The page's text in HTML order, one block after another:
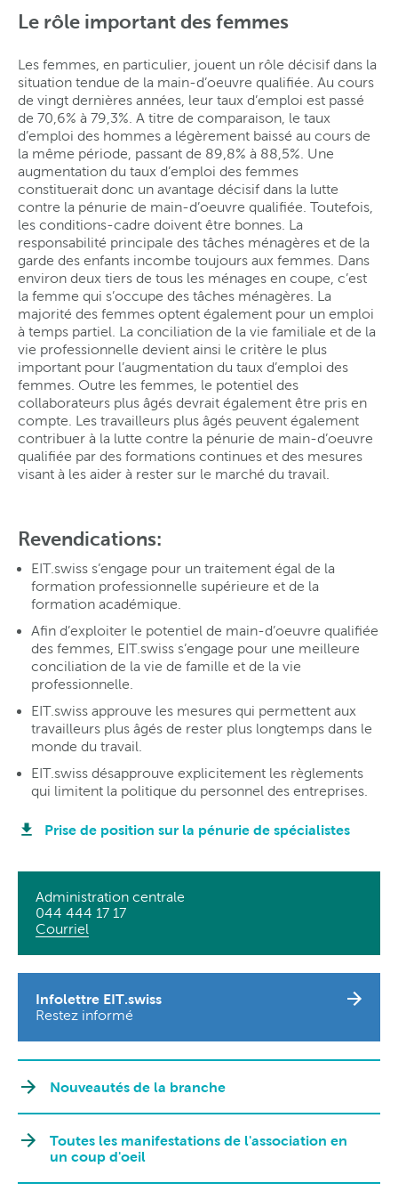
Le rôle important des femmes
Les femmes, en particulier, jouent un rôle décisif dans la
situation tendue de la main-d’oeuvre qualifiée. Au cours
de vingt dernières années, leur taux d’emploi est passé
de 70,6% à 79,3%. A titre de comparaison, le taux
d’emploi des hommes a légèrement baissé au cours de
la même période, passant de 89,8% à 88,5%. Une
augmentation du taux d’emploi des femmes
constituerait donc un avantage décisif dans la lutte
contre la pénurie de main-d’oeuvre qualifiée. Toutefois,
les conditions-cadre doivent être bonnes. La
responsabilité principale des tâches ménagères et de la
garde des enfants incombe toujours aux femmes. Dans
environ deux tiers de tous les ménages en coupe, c’est
la femme qui s’occupe des tâches ménagères. La
majorité des femmes optent également pour un emploi
à temps partiel. La conciliation de la vie familiale et de la
vie professionnelle devient ainsi le critère le plus
important pour l’augmentation du taux d’emploi des
femmes. Outre les femmes, le potentiel des
collaborateurs plus âgés devrait également être pris en
compte. Les travailleurs plus âgés peuvent également
contribuer à la lutte contre la pénurie de main-d’oeuvre
qualifiée par des formations continues et des mesures
visant à les aider à rester sur le marché du travail.
Revendications:
EIT.swiss s’engage pour un traitement égal de la
formation professionnelle supérieure et de la
formation académique.
Afin d’exploiter le potentiel de main-d’oeuvre qualifiée
des femmes, EIT.swiss s’engage pour une meilleure
conciliation de la vie de famille et de la vie
professionnelle.
EIT.swiss approuve les mesures qui permettent aux
travailleurs plus âgés de rester plus longtemps dans le
monde du travail.
EIT.swiss désapprouve explicitement les règlements
qui limitent la politique du personnel des entreprises.
Prise de position sur la pénurie de spécialistes
Administration centrale
044 444 17 17
Courriel
Infolettre EIT.swiss
Restez informé
Nouveautés de la branche
Toutes les manifestations de l'association en
un coup d'oeil